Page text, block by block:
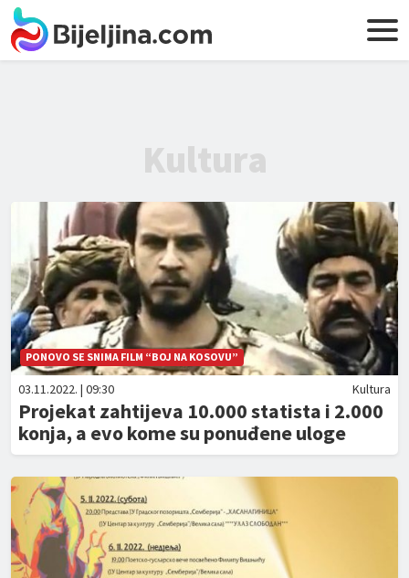
Kultura
PONOVO SE SNIMA FILM “BOJ NA KOSOVU”
03.11.2022. | 09:30 Kultura
Projekat zahtijeva 10.000 statista i 2.000
konja, a evo kome su ponuđene uloge